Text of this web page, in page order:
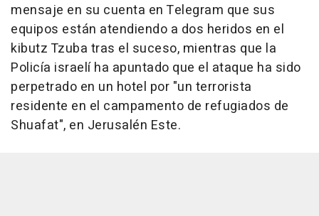
mensaje en su cuenta en Telegram que sus
equipos están atendiendo a dos heridos en el
kibutz Tzuba tras el suceso, mientras que la
Policía israelí ha apuntado que el ataque ha sido
perpetrado en un hotel por "un terrorista
residente en el campamento de refugiados de
Shuafat", en Jerusalén Este.